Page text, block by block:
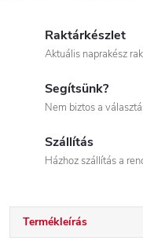
Raktárkészlet
Aktuális naprakész
Segítsünk?
Nem biztos a
Szállítás
Házhoz szállítás a
Termékleírás